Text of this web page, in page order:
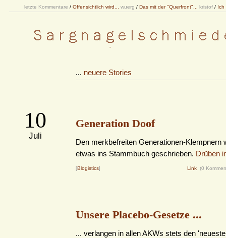
letzte Kommentare / Offensichtlich wird... wuerg / Das mit der "Querfront"... kristof / Ich
... neuere Stories
10
Juli
Generation Doof
Den merkbefreiten Generationen-Klempnern
etwas ins Stammbuch geschrieben. Drüben
[Blogistics] Link (0
Unsere Placebo-Gesetze ...
... verlangen in allen AKWs stets den